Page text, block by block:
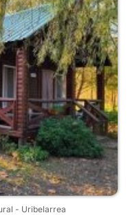
- Uribelarrea